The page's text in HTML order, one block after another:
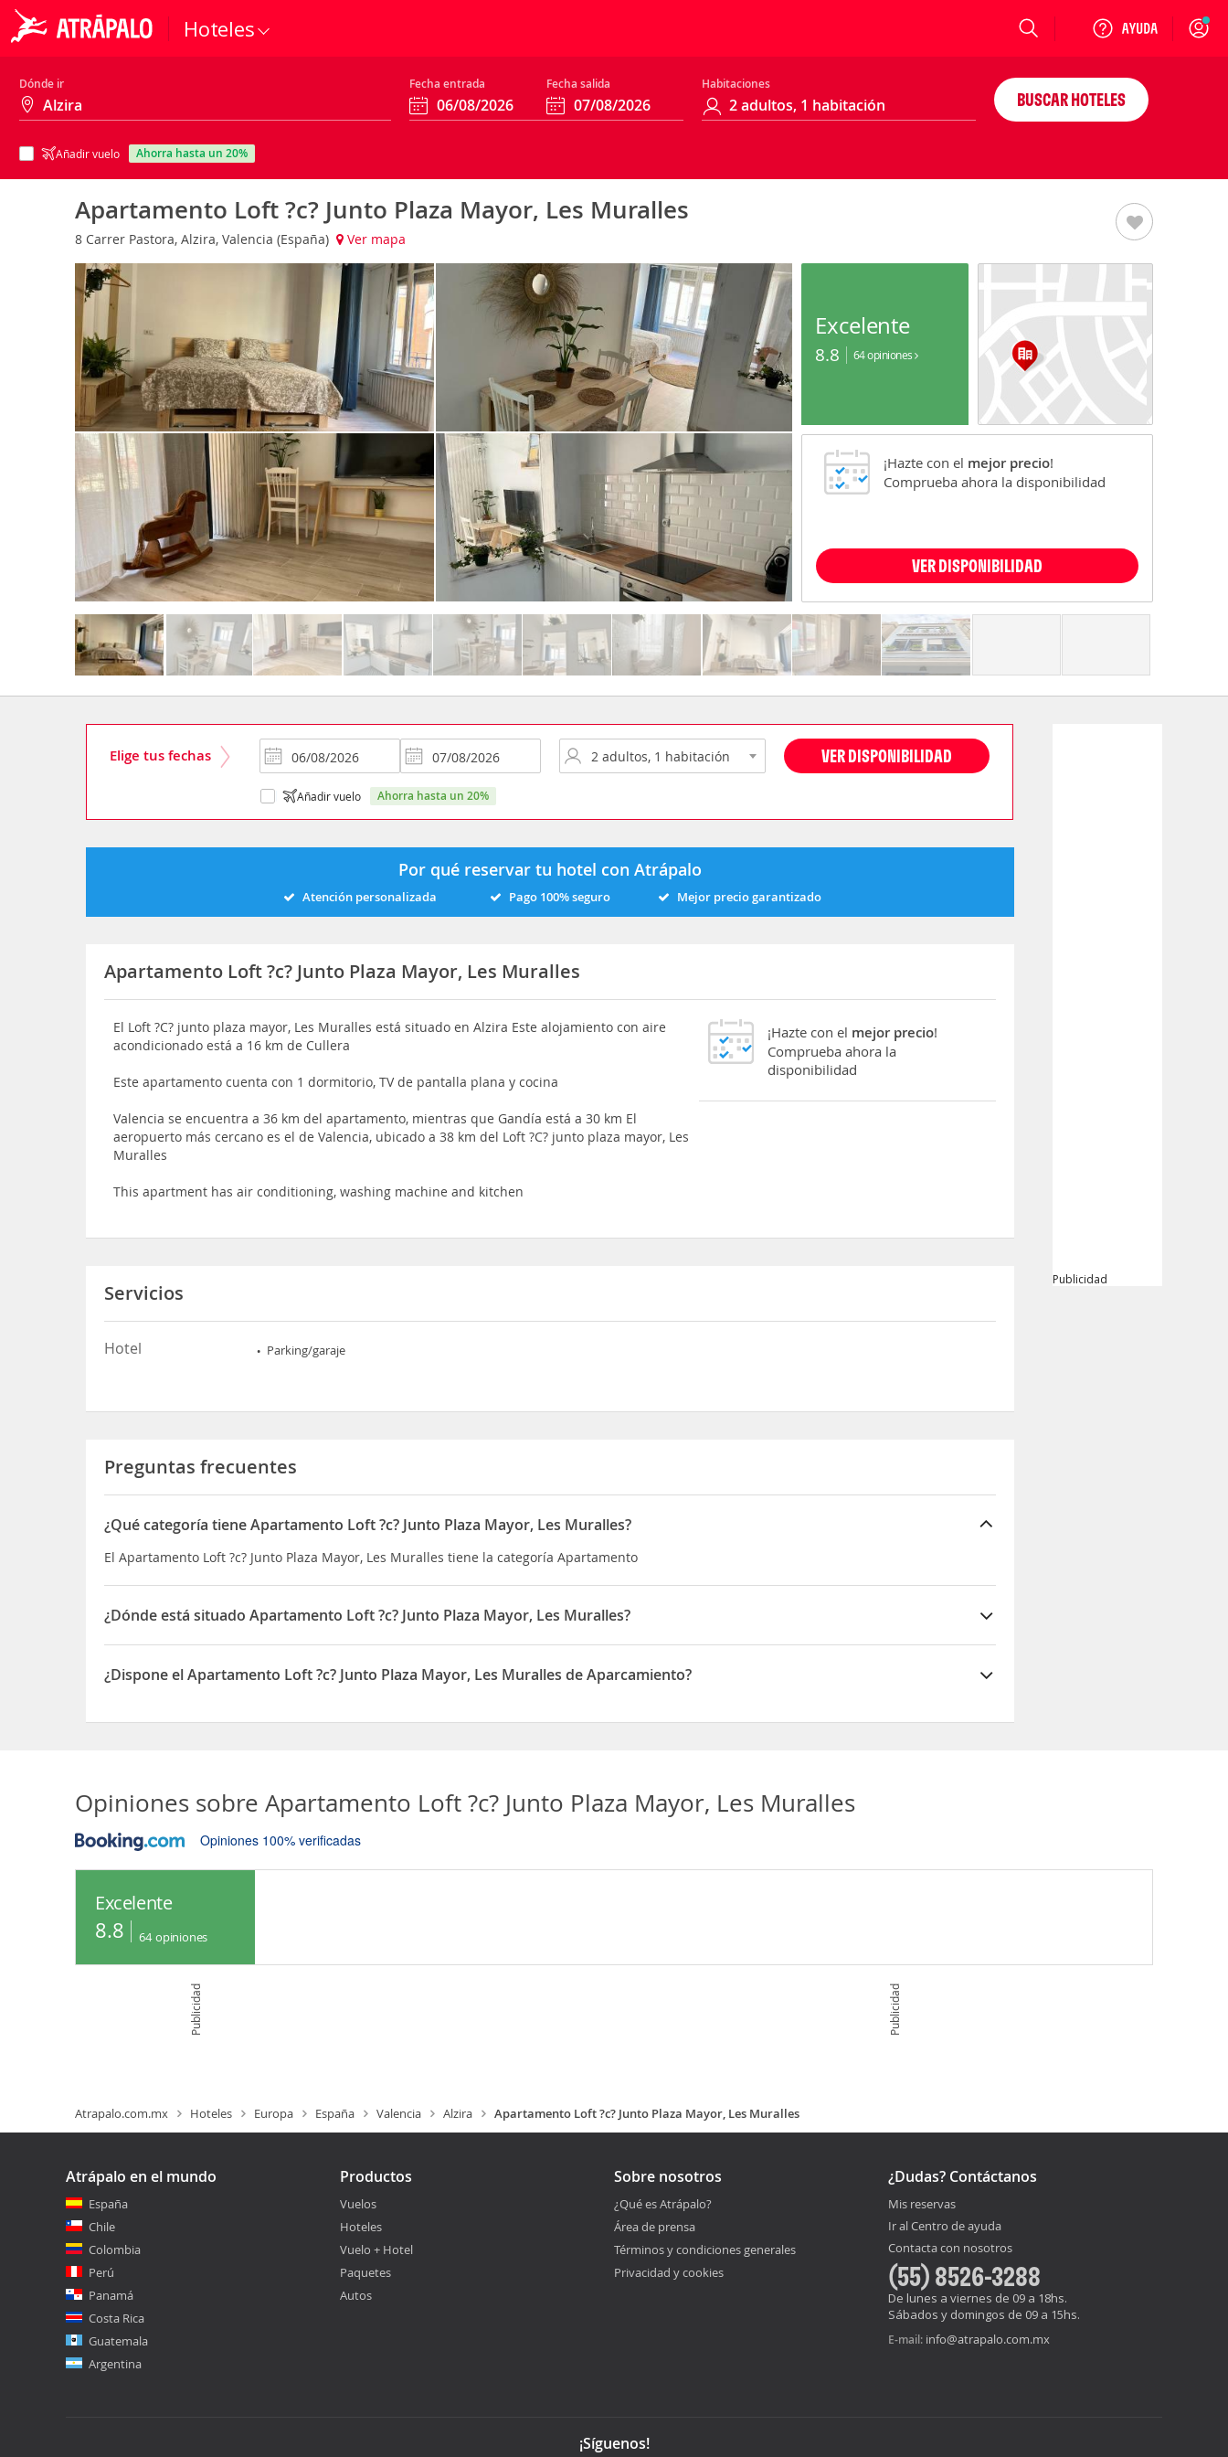
Hoteles Login
Dónde ir Fecha entrada Fecha salida Habitaciones
Añadir vuelo ahorra hasta un 20%
BUSCAR HOTELES
Apartamento Loft ?c? Junto Plaza Mayor, Les Muralles
8 Carrer Pastora, Alzira, Valencia (España) Ver mapa
Excelente
8.8 64 opiniones
¡Hazte con el mejor precio!
Comprueba ahora la disponibilidad
VER DISPONIBILIDAD
Elige tus fechas VER DISPONIBILIDAD
Añadir vuelo ahorra hasta un 20%
Por qué reservar tu hotel con Atrápalo
Atención personalizada Pago 100% seguro Mejor precio garantizado
Apartamento Loft ?c? Junto Plaza Mayor, Les Muralles
El Loft ?C? junto plaza mayor, Les Muralles está situado en Alzira Este alojamiento con aire
acondicionado está a 16 km de Cullera
Este apartamento cuenta con 1 dormitorio, TV de pantalla plana y cocina
Valencia se encuentra a 36 km del apartamento, mientras que Gandía está a 30 km El
aeropuerto más cercano es el de Valencia, ubicado a 38 km del Loft ?C? junto plaza mayor, Les
Muralles
This apartment has air conditioning, washing machine and kitchen
¡Hazte con el mejor precio!
Comprueba ahora la
disponibilidad
Servicios
Hotel Parking/garaje
Preguntas frecuentes
¿Qué categoría tiene Apartamento Loft ?c? Junto Plaza Mayor, Les Muralles?
El Apartamento Loft ?c? Junto Plaza Mayor, Les Muralles tiene la categoría Apartamento
¿Dónde está situado Apartamento Loft ?c? Junto Plaza Mayor, Les Muralles?
El Apartamento Loft ?c? Junto Plaza Mayor, Les Muralles está situado en 8 Carrer Pastora
¿Dispone el Apartamento Loft ?c? Junto Plaza Mayor, Les Muralles de Aparcamiento?
Publicidad
Opiniones sobre Apartamento Loft ?c? Junto Plaza Mayor, Les Muralles
Opiniones 100% verificadas
Excelente
8.8 64 opiniones
Publicidad Publicidad
Atrapalo.com.mx Hoteles Europa España Valencia Alzira Apartamento Loft ?c? Junto Plaza Mayor, Les Muralles
Atrápalo en el mundo
España
Chile
Colombia
Perú
Panamá
Costa Rica
Guatemala
Argentina
Productos
Vuelos
Hoteles
Vuelo + Hotel
Paquetes
Autos
Sobre nosotros
¿Qué es Atrápalo?
Área de prensa
Términos y condiciones generales
Privacidad y cookies
¿Dudas? Contáctanos
Mis reservas
Ir al Centro de ayuda
Contacta con nosotros
(55) 8526-3288
De lunes a viernes de 09 a 18hs.
Sábados y domingos de 09 a 15hs.
E-mail: info@atrapalo.com.mx
¡Síguenos!